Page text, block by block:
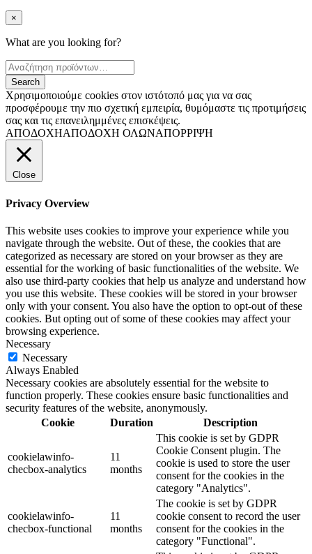
×
What are you looking for?
Χρησιμοποιούμε cookies στον ιστότοπό μας για να σας
προσφέρουμε την πιο σχετική εμπειρία, θυμόμαστε τις προτιμήσεις
σας και τις επανειλημμένες επισκέψεις.
ΑΠΟΔΟΧΗΑΠΟΔΟΧΗ ΟΛΩΝΑΠΟΡΡΙΨΗ
Close
Privacy Overview
This website uses cookies to improve your experience while you
navigate through the website. Out of these, the cookies that are
categorized as necessary are stored on your browser as they are
essential for the working of basic functionalities of the website. We
also use third-party cookies that help us analyze and understand how
you use this website. These cookies will be stored in your browser
only with your consent. You also have the option to opt-out of these
cookies. But opting out of some of these cookies may affect your
browsing experience.
Necessary
Necessary
Always Enabled
Necessary cookies are absolutely essential for the website to
function properly. These cookies ensure basic functionalities and
security features of the website, anonymously.
Cookie
Duration Description
cookielawinfo-
checbox-analytics
11
months
This cookie is set by GDPR
Cookie Consent plugin. The
cookie is used to store the user
consent for the cookies in the
category "Analytics".
cookielawinfo-
checbox-functional
11
months
The cookie is set by GDPR
cookie consent to record the user
consent for the cookies in the
category "Functional".